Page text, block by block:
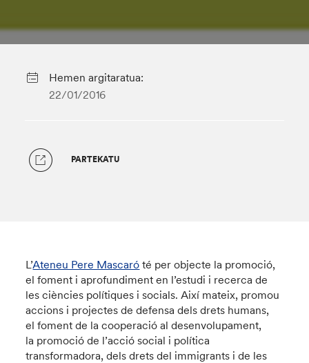
Hemen argitaratua:
22/01/2016
PARTEKATU
L’Ateneu Pere Mascaró té per objecte la promoció,
el foment i aprofundiment en l’estudi i recerca de
les ciències polítiques i socials. Així mateix, promou
accions i projectes de defensa dels drets humans,
el foment de la cooperació al desenvolupament,
la promoció de l’acció social i política
transformadora, dels drets del immigrants i de les